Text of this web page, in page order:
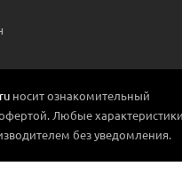
носит ознакомительный
Любые
без уведомления.